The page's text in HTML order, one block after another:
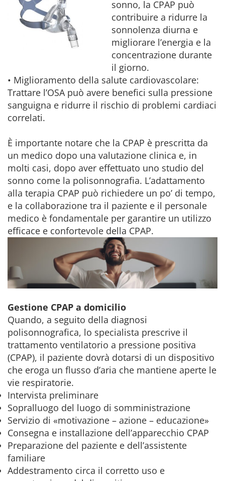
sonno, la CPAP può
contribuire a ridurre la
sonnolenza diurna e
migliorare l’energia e la
concentrazione durante
il giorno.
• Miglioramento della salute cardiovascolare:
Trattare l’OSA può avere benefici sulla pressione
sanguigna e ridurre il rischio di problemi cardiaci
correlati.
È importante notare che la CPAP è prescritta da
un medico dopo una valutazione clinica e, in
molti casi, dopo aver effettuato uno studio del
sonno come la polisonnografia. L’adattamento
alla terapia CPAP può richiedere un po’ di tempo,
e la collaborazione tra il paziente e il personale
medico è fondamentale per garantire un utilizzo
efficace e confortevole della CPAP.
Gestione CPAP a domicilio
Quando, a seguito della diagnosi
polisonnografica, lo specialista prescrive il
trattamento ventilatorio a pressione positiva
(CPAP), il paziente dovrà dotarsi di un dispositivo
che eroga un flusso d’aria che mantiene aperte le
vie respiratorie.
Intervista preliminare
Sopralluogo del luogo di somministrazione
Servizio di «motivazione – azione – educazione»
Consegna e installazione dell’apparecchio CPAP
Preparazione del paziente e dellʼassistente
familiare
Addestramento circa il corretto uso e